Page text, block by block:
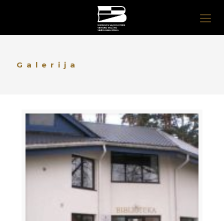
Galerija